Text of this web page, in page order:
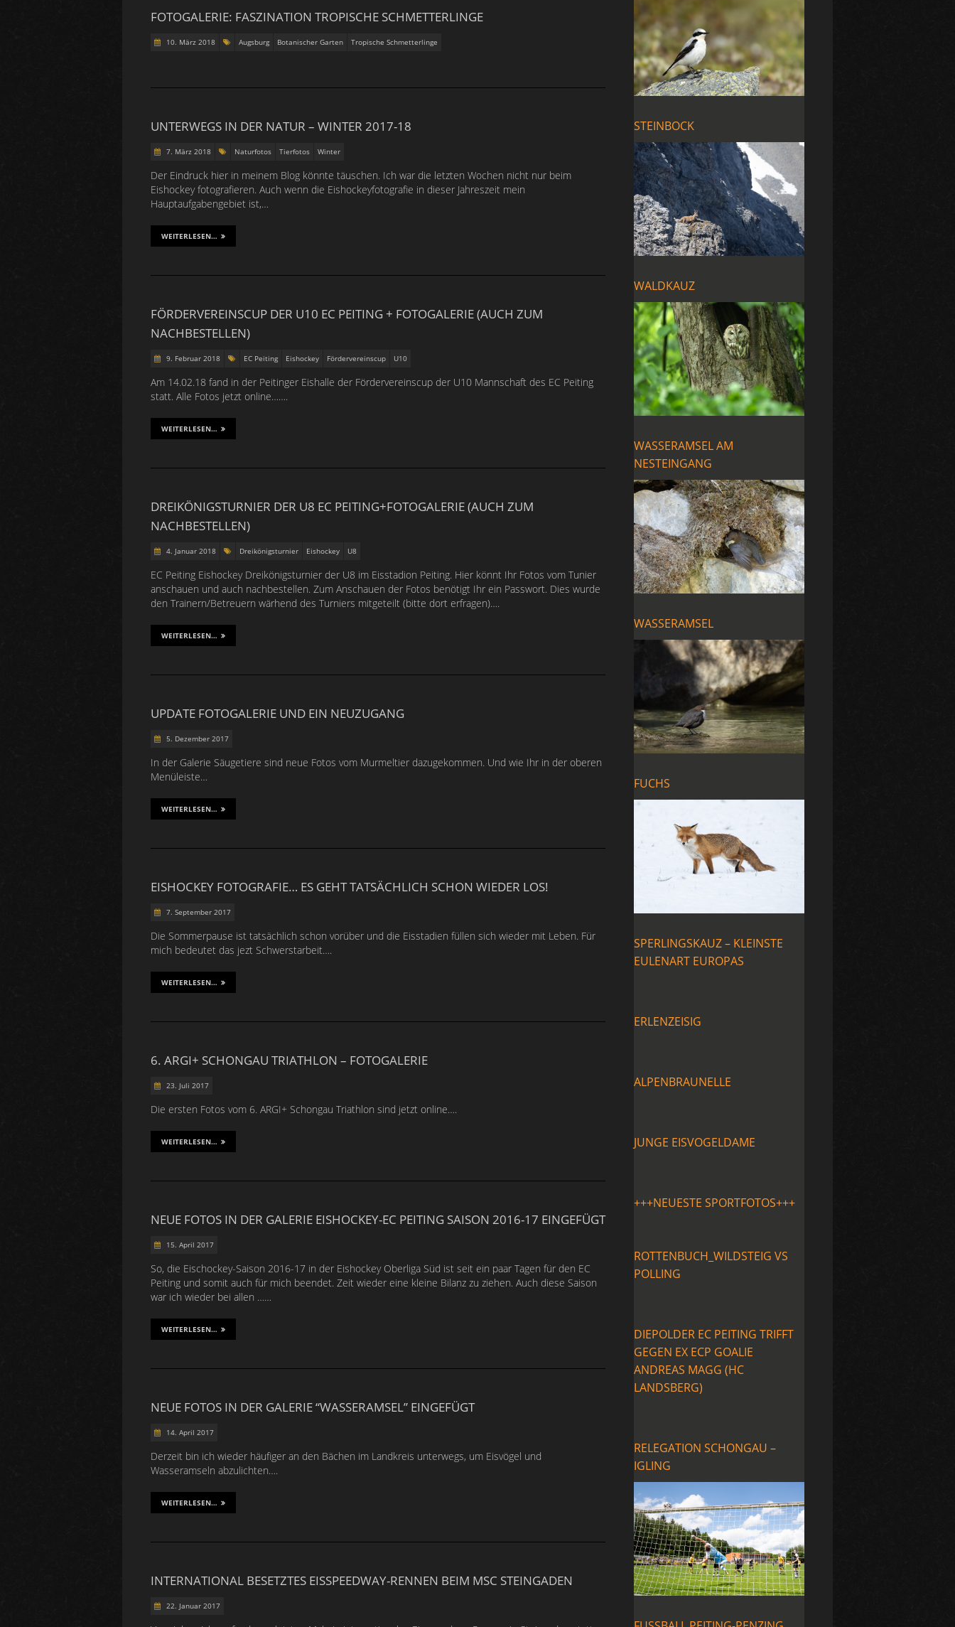
FOTOGALERIE: FASZINATION TROPISCHE SCHMETTERLINGE
10. März 2018 Augsburg Botanischer Garten Tropische Schmetterlinge
UNTERWEGS IN DER NATUR – WINTER 2017-18
7. März 2018 Naturfotos Tierfotos Winter
Der Eindruck hier in meinem Blog könnte täuschen. Ich war die letzten Wochen nicht nur beim
Eishockey fotografieren. Auch wenn die Eishockeyfotografie in dieser Jahreszeit mein
Hauptaufgabengebiet ist,…
WEITERLESEN…
FÖRDERVEREINSCUP DER U10 EC PEITING + FOTOGALERIE (AUCH ZUM
NACHBESTELLEN)
9. Februar 2018 EC Peiting Eishockey Fördervereinscup U10
Am 14.02.18 fand in der Peitinger Eishalle der Fördervereinscup der U10 Mannschaft des EC Peiting
statt. Alle Fotos jetzt online…….
WEITERLESEN…
DREIKÖNIGSTURNIER DER U8 EC PEITING+FOTOGALERIE (AUCH ZUM
NACHBESTELLEN)
4. Januar 2018 Dreikönigsturnier Eishockey U8
EC Peiting Eishockey Dreikönigsturnier der U8 im Eisstadion Peiting. Hier könnt Ihr Fotos vom Tunier
anschauen und auch nachbestellen. Zum Anschauen der Fotos benötigt Ihr ein Passwort. Dies wurde
den Trainern/Betreuern wärhend des Turniers mitgeteilt (bitte dort erfragen)….
WEITERLESEN…
UPDATE FOTOGALERIE UND EIN NEUZUGANG
5. Dezember 2017
In der Galerie Säugetiere sind neue Fotos vom Murmeltier dazugekommen. Und wie Ihr in der oberen
Menüleiste…
WEITERLESEN…
EISHOCKEY FOTOGRAFIE… ES GEHT TATSÄCHLICH SCHON WIEDER LOS!
7. September 2017
Die Sommerpause ist tatsächlich schon vorüber und die Eisstadien füllen sich wieder mit Leben. Für
mich bedeutet das jezt Schwerstarbeit….
WEITERLESEN…
6. ARGI+ SCHONGAU TRIATHLON – FOTOGALERIE
23. Juli 2017
Die ersten Fotos vom 6. ARGI+ Schongau Triathlon sind jetzt online….
WEITERLESEN…
NEUE FOTOS IN DER GALERIE EISHOCKEY-EC PEITING SAISON 2016-17 EINGEFÜGT
15. April 2017
So, die Eischockey-Saison 2016-17 in der Eishockey Oberliga Süd ist seit ein paar Tagen für den EC
Peiting und somit auch für mich beendet. Zeit wieder eine kleine Bilanz zu ziehen. Auch diese Saison
war ich wieder bei allen ……
WEITERLESEN…
NEUE FOTOS IN DER GALERIE “WASSERAMSEL” EINGEFÜGT
14. April 2017
Derzeit bin ich wieder häufiger an den Bächen im Landkreis unterwegs, um Eisvögel und
Wasseramseln abzulichten….
WEITERLESEN…
INTERNATIONAL BESETZTES EISSPEEDWAY-RENNEN BEIM MSC STEINGADEN
22. Januar 2017
STEINBOCK
WALDKAUZ
WASSERAMSEL AM
NESTEINGANG
WASSERAMSEL
FUCHS
SPERLINGSKAUZ – KLEINSTE
EULENART EUROPAS
ERLENZEISIG
ALPENBRAUNELLE
JUNGE EISVOGELDAME
+++NEUESTE SPORTFOTOS+++
ROTTENBUCH_WILDSTEIG VS
POLLING
DIEPOLDER EC PEITING TRIFFT
GEGEN EX ECP GOALIE
ANDREAS MAGG (HC
LANDSBERG)
RELEGATION SCHONGAU –
IGLING